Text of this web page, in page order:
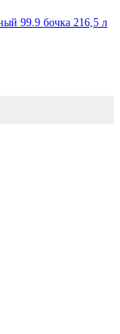
99.9 бочка 216,5 л